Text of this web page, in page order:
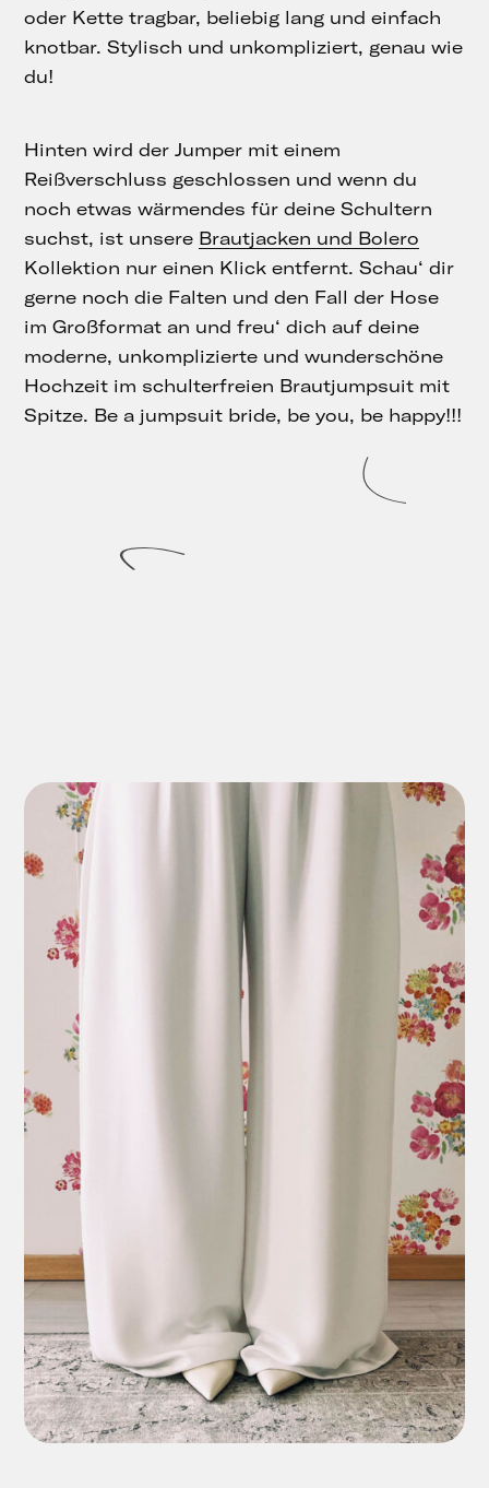
oder Kette tragbar, beliebig lang und einfach
knotbar. Stylisch und unkompliziert, genau wie
du!
Hinten wird der Jumper mit einem
Reißverschluss geschlossen und wenn du
noch etwas wärmendes für deine Schultern
suchst, ist unsere Brautjacken und Bolero
Kollektion nur einen Klick entfernt. Schau‘ dir
gerne noch die Falten und den Fall der Hose
im Großformat an und freu‘ dich auf deine
moderne, unkomplizierte und wunderschöne
Hochzeit im schulterfreien Brautjumpsuit mit
Spitze. Be a jumpsuit bride, be you, be happy!!!